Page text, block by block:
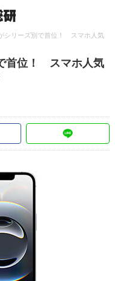
シリーズ別で首位！ スマホ人気
首位！ スマホ人気